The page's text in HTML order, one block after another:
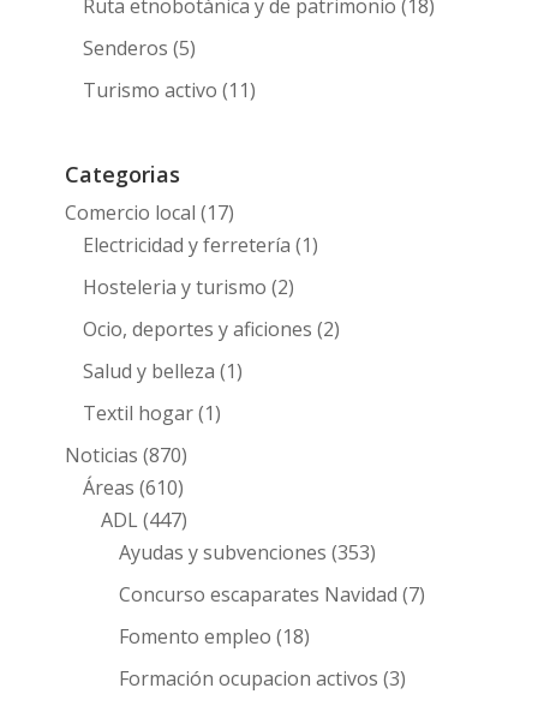
Ruta etnobotànica y de patrimonio (18)
Senderos (5)
Turismo activo (11)
Categorias
Comercio local (17)
Electricidad y ferretería (1)
Hosteleria y turismo (2)
Ocio, deportes y aficiones (2)
Salud y belleza (1)
Textil hogar(1)
Noticias (870)
Áreas (610)
ADL(447)
Ayudas y subvenciones (353)
Concurso escaparates Navidad (7)
Fomento empleo (18)
Formación ocupacion activos (3)